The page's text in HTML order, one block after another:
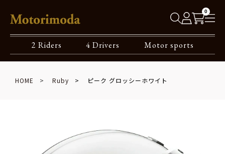
0
2 Riders 4 Drivers Motor sports
HOME Ruby ピーク グロッシーホワイト